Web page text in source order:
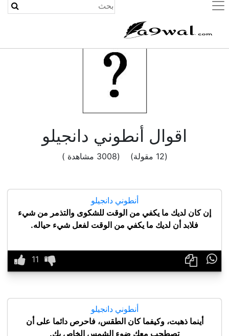
(current)
اقوال أنطوني دانجيلو
(12 مقولة) (3008 مشاهدة )
أنطوني دانجيلو
إن كان لديك ما يكفي من الوقت للشكوى والتذمر من شيء
فلابد أن لديك ما يكفي من الوقت لفعل شيء حياله.

أنطوني دانجيلو
أينما ذهبت، وكيفما كان الطقس، فاحرص دائما على أن
تصطحب معك ضوء الشمس الخاص بك.